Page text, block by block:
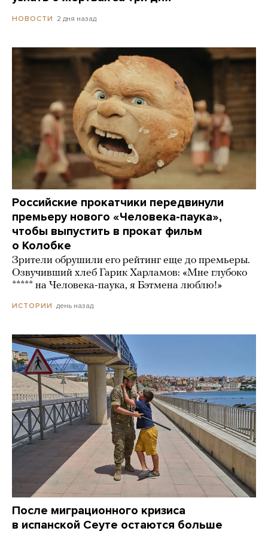
НОВОСТИ 2 дня назад
Российские прокатчики передвинули
премьеру нового «Человека-паука»,
чтобы выпустить в прокат фильм
о Колобке
Зрители обрушили его рейтинг еще до премьеры.
Озвучивший хлеб Гарик Харламов: «Мне глубоко
***** на Человека-паука, я Бэтмена люблю!»
ИСТОРИИ день назад
После миграционного кризиса
в испанской Сеуте остаются больше